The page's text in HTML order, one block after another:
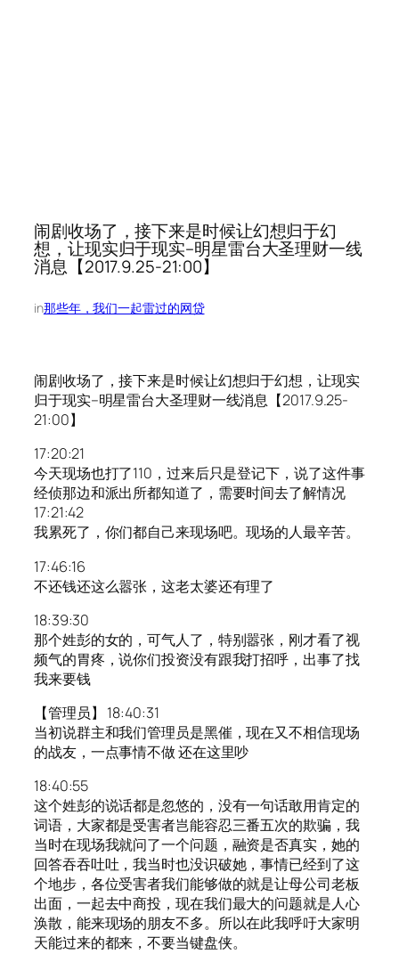
闹剧收场了，接下来是时候让幻想归于幻
想，让现实归于现实–明星雷台大圣理财一线
消息【2017.9.25-21:00】
in那些年，我们一起雷过的网贷
闹剧收场了，接下来是时候让幻想归于幻想，让现实
归于现实–明星雷台大圣理财一线消息【2017.9.25-
21:00】
17:20:21
今天现场也打了110，过来后只是登记下，说了这件事
经侦那边和派出所都知道了，需要时间去了解情况
17:21:42
我累死了，你们都自己来现场吧。现场的人最辛苦。
17:46:16
不还钱还这么嚣张，这老太婆还有理了
18:39:30
那个姓彭的女的，可气人了，特别嚣张，刚才看了视
频气的胃疼，说你们投资没有跟我打招呼，出事了找
我来要钱
【管理员】 18:40:31
当初说群主和我们管理员是黑催，现在又不相信现场
的战友，一点事情不做 还在这里吵
18:40:55
这个姓彭的说话都是忽悠的，没有一句话敢用肯定的
词语，大家都是受害者岂能容忍三番五次的欺骗，我
当时在现场我就问了一个问题，融资是否真实，她的
回答吞吞吐吐，我当时也没识破她，事情已经到了这
个地步，各位受害者我们能够做的就是让母公司老板
出面，一起去中商投，现在我们最大的问题就是人心
涣散，能来现场的朋友不多。所以在此我呼吁大家明
天能过来的都来，不要当键盘侠。